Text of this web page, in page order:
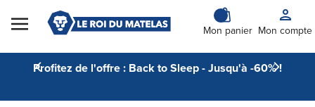
Skip to Content
Mon panier Mon compte
Profitez de l'offre : Back to Sleep - Jusqu'à -60% !